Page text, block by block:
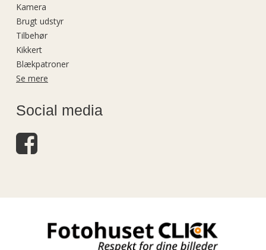
Kamera
Brugt udstyr
Tilbehør
Kikkert
Blækpatroner
Se mere
Social media